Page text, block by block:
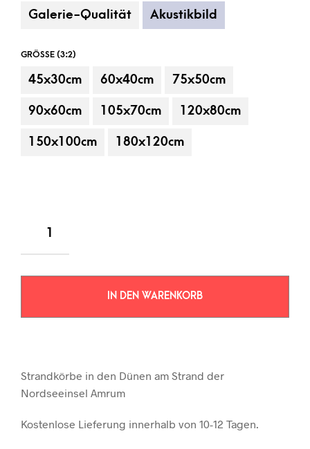
Galerie-Qualität Akustikbild
GRÖSSE (3:2)
45x30cm 60x40cm 75x50cm
90x60cm 105x70cm 120x80cm
150x100cm 180x120cm
IN DEN WARENKORB
Strandkörbe in den Dünen am Strand der
Nordseeinsel Amrum
Kostenlose Lieferung innerhalb von 10-12 Tagen.